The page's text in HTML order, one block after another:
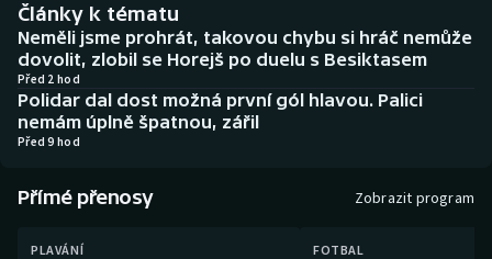
Basketbal
Biatlon
Boby a skeleton
Box
Curling
Historické návraty
Aplikace ČT sport
AZ kvíz
Články k tématu
Neměli jsme prohrát, takovou chybu si hráč nemůže
dovolit, zlobil se Horejš po duelu s Besiktasem
Před 2 hod
Polidar dal dost možná první gól hlavou. Palici
nemám úplně špatnou, zářil
Před 9 hod
Přímé přenosy Zobrazit program
PLAVÁNÍ FOTBAL